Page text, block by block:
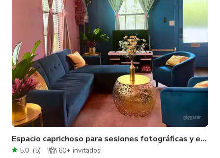
Espacio caprichoso para sesiones fotográficas y
5.0 (5)
60+ invitados